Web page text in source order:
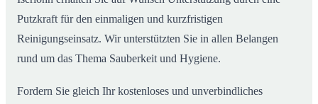
Putzkraft für den einmaligen und kurzfristigen
Reinigungseinsatz. Wir unterstützten Sie in allen Belangen
rund um das Thema Sauberkeit und Hygiene.
Fordern Sie gleich Ihr kostenloses und unverbindliches